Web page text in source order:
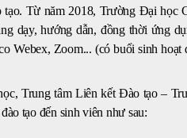
Từ năm 2018, Trường Đại học
dạy, hướng dẫn, đồng thời ứng
Webex, Zoom... (có buổi sinh hoạt
Trung tâm Liên kết Đào tạo –
tạo đến sinh viên như sau: